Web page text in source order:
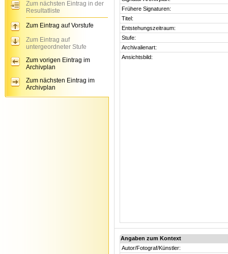
Frühere Signaturen:
Titel:
Entstehungszeitraum:
Stufe:
Archivalienart:
Ansichtsbild:
Angaben zum Kontext
Autor/Fotograf/Künstler:
Zum nächsten Eintrag in der
Resultatliste
Zum Eintrag auf Vorstufe
Zum Eintrag auf
untergeordneter Stufe
Zum vorigen Eintrag im
Archivplan
Zum nächsten Eintrag im
Archivplan